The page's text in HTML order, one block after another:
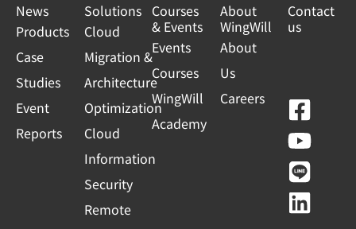
News
Products
Case
Studies
Event
Reports
Solutions
Cloud
Migration &
Architecture
Optimization
Cloud
Information
Security
Remote
Courses
& Events
Events
Courses
WingWill
Academy
About
WingWill
About
Us
Careers
Contact
us
F
a
c
e
b
Y
o
u
t
u
L
i
n
e
L
i
n
k
e